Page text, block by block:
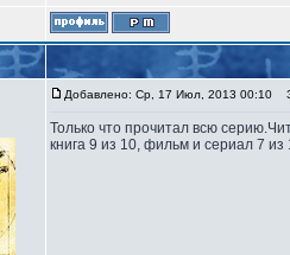
Добавлено: Ср, 17 Июл, 2013 00:10
Только что прочитал всю
книга 9 из 10, фильм и сериал 7 из